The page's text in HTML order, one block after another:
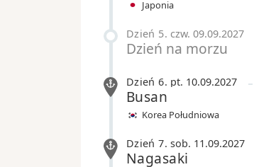
Japonia
Dzień 5. czw. 09.09.2027
Dzień na morzu
Dzień 6. pt. 10.09.2027
Busan
Korea Południowa
Dzień 7. sob. 11.09.2027
Nagasaki